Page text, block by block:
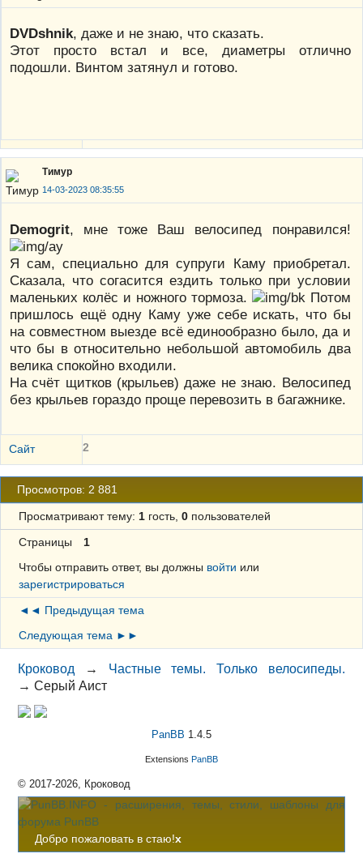
DVDshnik, даже и не знаю, что сказать.
Этот просто встал и все, диаметры отлично
подошли. Винтом затянул и готово.
Тимур
14-03-2023 08:35:55
Demogrit, мне тоже Ваш велосипед понравился!
Я сам, специально для супруги Каму приобретал.
Сказала, что согасится ездить только при условии
маленьких колёс и ножного тормоза.
Потом
пришлось ещё одну Каму уже себе искать, что бы
на совместном выезде всё единообразно было, да и
что бы в относительно небольшой автомобиль два
велика спокойно входили.
На счёт щитков (крыльев) даже не знаю. Велосипед
без крыльев гораздо проще перевозить в багажнике.
Сайт 2
Просмотров: 2 881
Просматривают тему: 1гость, 0пользователей
Страницы
1
Чтобы отправить ответ, вы должны войти или
зарегистрироваться
◄◄ Предыдущая тема
Следующая тема ►►
Кроковод → Частные темы. Только велосипеды.
→Серый Аист
PanBB 1.4.5
Extensions PanBB
© 2017-2026, Кроковод
Добро пожаловать в стаю!x